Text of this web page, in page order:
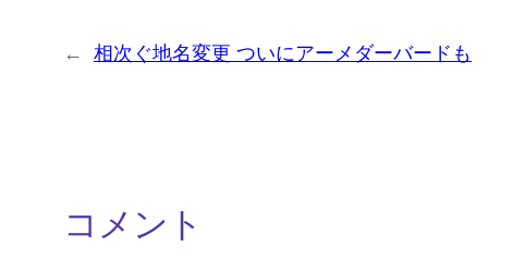
← 相次ぐ地名変更 ついにアーメダーバードも
コメント